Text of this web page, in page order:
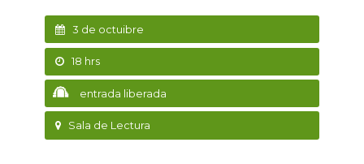
3 de octuibre
18 hrs
entrada liberada
Sala de Lectura